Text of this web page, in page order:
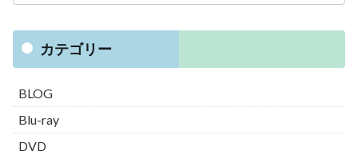
カテゴリー
BLOG
Blu-ray
DVD